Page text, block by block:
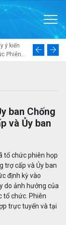
ý kiến
Phiên
Nẵng”
Thư ngỏ
tổng thể
ban Chống
và Ủy ban
tổ chức phiên họp
trợ cấp và Ủy ban
định kỳ vào
do ảnh hưởng của
tổ chức. Phiên
trực tuyến và tại